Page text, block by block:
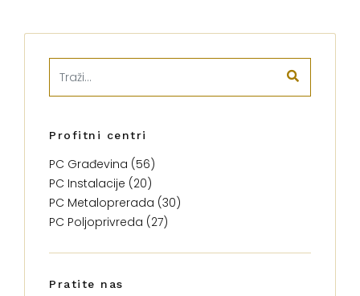
Profitni centri
PC Građevina (56)
PC Instalacije (20)
PC Metaloprerada (30)
PC Poljoprivreda (27)
Pratite nas